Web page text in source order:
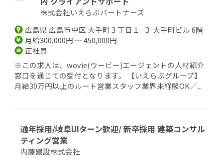
株式会社いえらぶパートナーズ
広島県 広島市中区 大手町３丁目１−３ 大手町ビル 6階
月給300,000円 ～ 450,000円
正社員
※この求人は、wovie(ウービー)エージェントの人材紹介
窓口を通じての受付となります。 【いえらぶグループ】
月給30万円以上のルート営業スタッフ業界未経験OK／...
通年採用/岐阜UIターン歓迎/ 新卒採用 建築コンサル
ティング営業
内藤建設株式会社